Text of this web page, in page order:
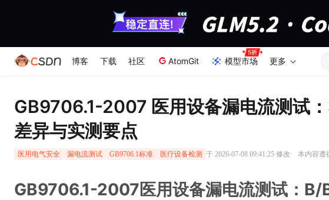
博客 下载 社区 AtomGit 模型市场 更多
GB9706.1-2007 医用设备漏电流测试
差异与实测要点
医用电气安全 漏电流测试 GB9706.1标准 医疗设备检测 于 2026-07-08 09:41:25 修改· 本内容遵
GB9706.1-2007医用设备漏电流测试：B/